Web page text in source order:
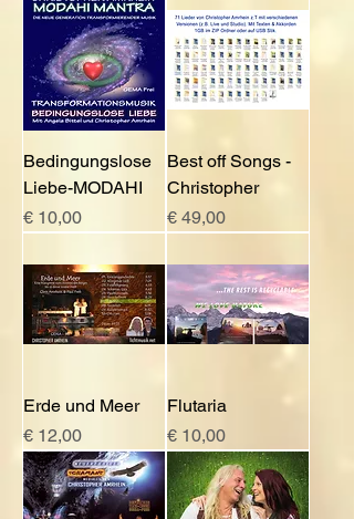
Bedingungslose
Liebe-MODAHI
Preis
€ 10,00
Best off Songs -
Christopher
Preis
€ 49,00
Erde und Meer
Preis
€ 12,00
Flutaria
Preis
€ 10,00